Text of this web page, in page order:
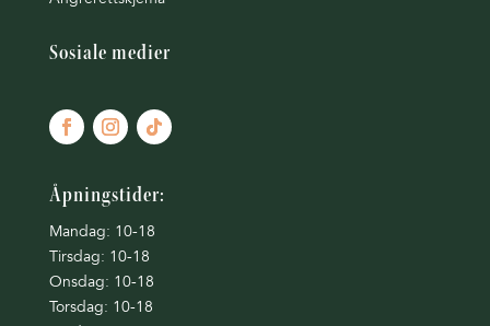
Sosiale medier
Åpningstider:
Mandag: 10-18
Tirsdag: 10-18
Onsdag: 10-18
Torsdag: 10-18